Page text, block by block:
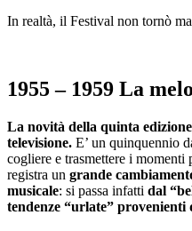
In realtà, il Festival non tornò
1955 – 1959 La
La novità della quinta
televisione. E’ un quinquennio
cogliere e trasmettere i
registra un grande
musicale: si passa infatti dal
tendenze “urlate” provenienti